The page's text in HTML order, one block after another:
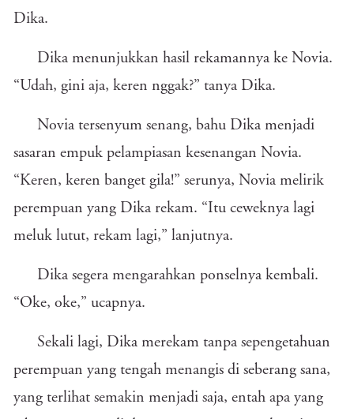
Dika.
Dika menunjukkan hasil rekamannya ke Novia.
“Udah, gini aja, keren nggak?” tanya Dika.
Novia tersenyum senang, bahu Dika menjadi
sasaran empuk pelampiasan kesenangan Novia.
“Keren, keren banget gila!” serunya, Novia melirik
perempuan yang Dika rekam. “Itu ceweknya lagi
meluk lutut, rekam lagi,” lanjutnya.
Dika segera mengarahkan ponselnya kembali.
“Oke, oke,” ucapnya.
Sekali lagi, Dika merekam tanpa sepengetahuan
perempuan yang tengah menangis di seberang sana,
yang terlihat semakin menjadi saja, entah apa yang